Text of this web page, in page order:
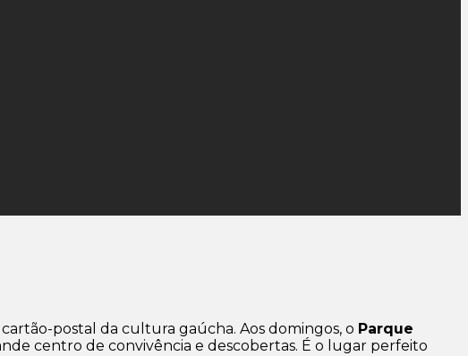
postal da cultura gaúcha. Aos domingos, o Parque
centro de convivência e descobertas. É o lugar perfeito